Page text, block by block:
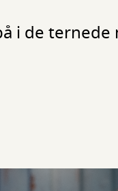
i de ternede